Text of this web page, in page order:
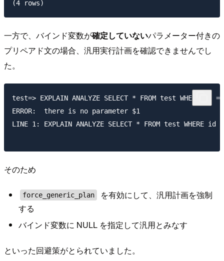
一方で、バインド変数が確定していないパラメーター付きの
プリペアド文の場合、汎用実行計画を確認できませんでし
た。
test=> EXPLAIN ANALYZE SELECT * FROM test WHERE id
ERROR:  there is no parameter $1
LINE 1: EXPLAIN ANALYZE SELECT * FROM test WHERE id
そのため
force_generic_plan
を有効にして、汎用計画を強制
する
バインド変数に NULL を指定して汎用とみなす
といった回避策がとられていました。